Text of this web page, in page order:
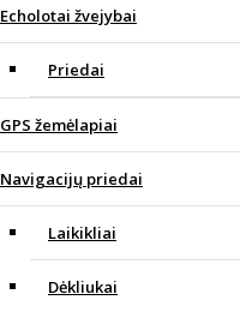
Echolotai žvejybai
Priedai
GPS žemėlapiai
Navigacijų priedai
Laikikliai
Dėkliukai